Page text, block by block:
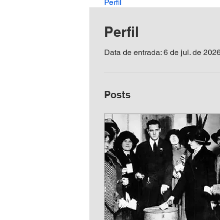
Perfil
Data de entrada: 6 de jul. de
Posts
Perfil